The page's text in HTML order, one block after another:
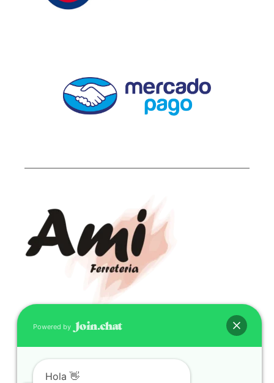
CONTACTO
(598) 099 466 212
correo@ferreami.com.uy
Powered by
Hola 👋